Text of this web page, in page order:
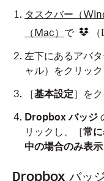
タスクバー（
（Mac） で
左下にあるアバ
ャル）をクリック
［基本設定］を
Dropbox バッジ
リックし、［常
中の場合のみ表示
Dropbox バッ